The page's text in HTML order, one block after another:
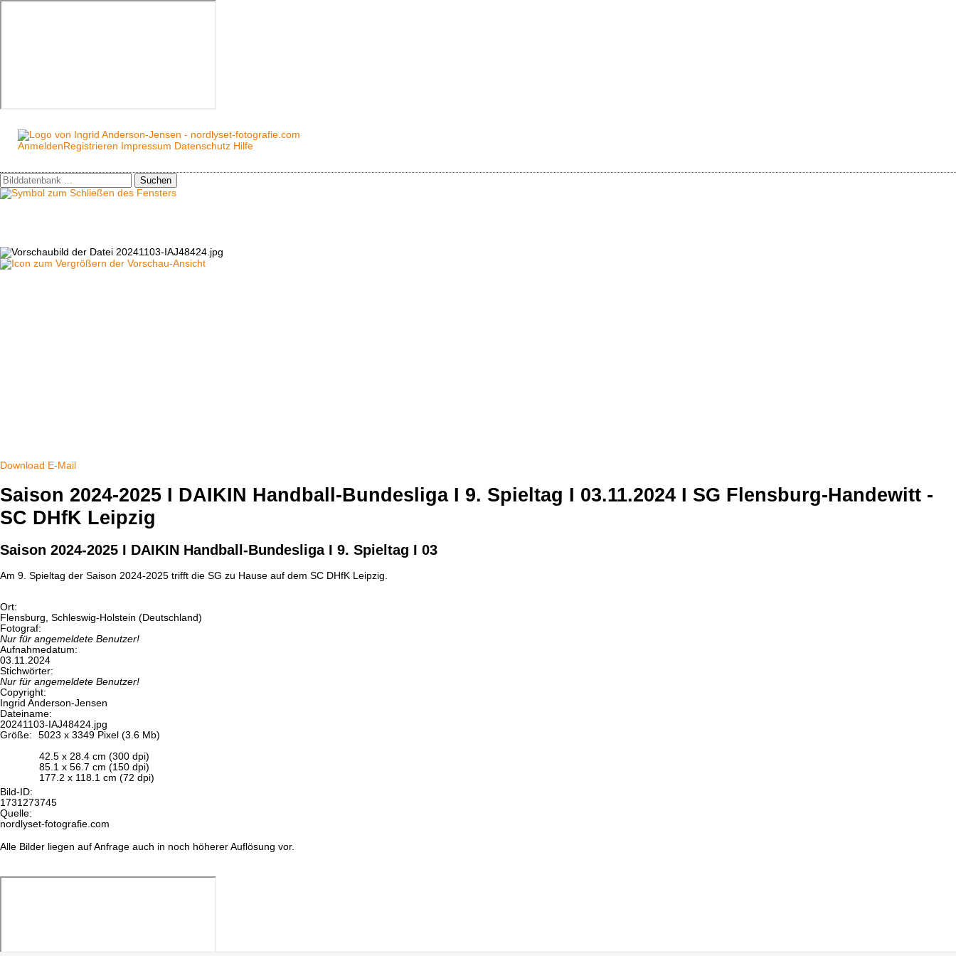
Anmelden Registrieren Impressum Datenschutz Hilfe
Suchen
Download E-Mail
Saison 2024-2025 I DAIKIN Handball-Bundesliga I 9. Spieltag I 03.11.2024 I SG Flensburg-Handewitt -
SC DHfK Leipzig
Saison 2024-2025 I DAIKIN Handball-Bundesliga I 9. Spieltag I 03
Am 9. Spieltag der Saison 2024-2025 trifft die SG zu Hause auf dem SC DHfK Leipzig.
Ort:
Flensburg, Schleswig-Holstein (Deutschland)
Fotograf:
Nur für angemeldete Benutzer!
Aufnahmedatum:
03.11.2024
Stichwörter:
Nur für angemeldete Benutzer!
Copyright:
Ingrid Anderson-Jensen
Dateiname:
20241103-IAJ48424.jpg
Größe:
5023 x 3349 Pixel (3.6 Mb)
42.5 x 28.4 cm (300 dpi)
85.1 x 56.7 cm (150 dpi)
177.2 x 118.1 cm (72 dpi)
Bild-ID:
1731273745
Quelle:
nordlyset-fotografie.com
Alle Bilder liegen auf Anfrage auch in noch höherer Auflösung vor.